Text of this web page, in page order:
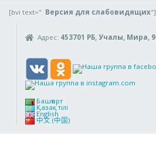
[bvi text=" Версия для слабовидящих"]
Адрес: 453701 РБ, Учалы, Мира, 9
Башҡорт
Қазақ тілі
English
中文 (中国)